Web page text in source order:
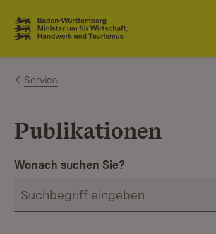
Zum Inhalt springen
Link zur Startseite
Service
Publikationen
Wonach suchen Sie?